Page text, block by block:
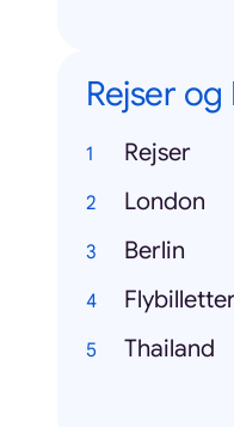
Rejser og
Rejser
London
Berlin
Thailand